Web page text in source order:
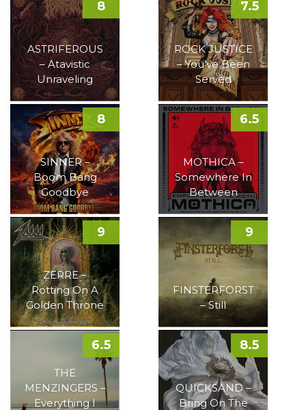
ASTRIFEROUS
– Atavistic
Unraveling
8
ROCK JUSTICE
– You’ve Been
Served
7.5
SINNER –
Boom Bang
Goodbye
8
MOTHICA –
Somewhere In
Between
6.5
ZERRE –
Rotting On A
Golden Throne
9
FINSTERFORST
– Still
9
THE
MENZINGERS –
Everything I
6.5
QUICKSAND –
Bring On The
8.5